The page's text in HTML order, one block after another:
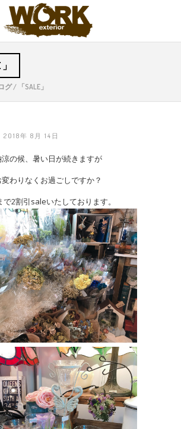
グ/ 「SALE」
2018年 8月 14日
涼の候、暑い日が続きますが
変わりなくお過ごしですか？
で2割引saleいたしております。